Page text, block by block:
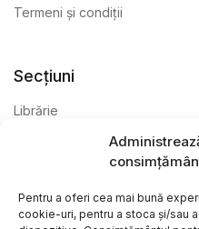
Pentru a oferi cea mai bună
cookie-uri, pentru a stoca și/sau
Termeni și condiții
Secțiuni
Librărie